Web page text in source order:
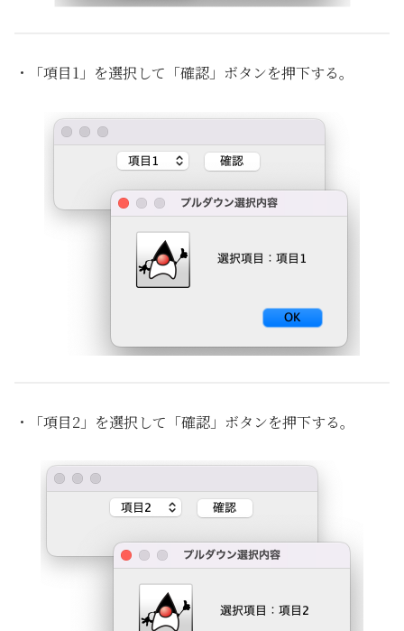
・「項目1」を選択して「確認」ボタンを押下する。
・「項目2」を選択して「確認」ボタンを押下する。